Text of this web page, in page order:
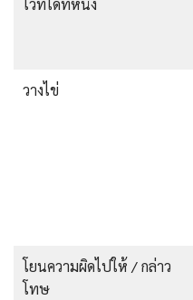
ไว้ที่ใดที่หนึ่ง
วางไข่
โยนความผิดไปให้ / กล่าว
โทษ